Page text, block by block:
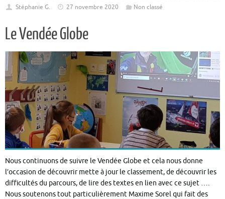
Stéphanie G. 27 novembre 2020 Non classé
Le Vendée Globe
Nous continuons de suivre le Vendée Globe et cela nous donne
l’occasion de découvrir mette à jour le classement, de découvrir les
difficultés du parcours, de lire des textes en lien avec ce sujet ….
Nous soutenons tout particulièrement Maxime Sorel qui fait des